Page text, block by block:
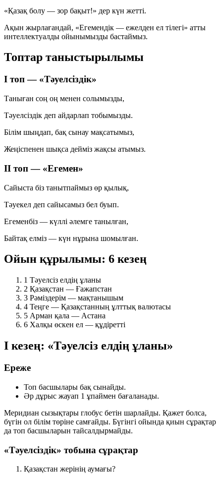
«Қазақ болу — зор бақыт!» дер күн жетті.
Ақын жырлағандай, «Егемендік — ежелден ел тілегі» атты
интеллектуалды ойынымызды бастаймыз.
Топтар таныстырылымы
І топ — «Тәуелсіздік»
Таныған соң оң менен солымызды,
Тәуелсіздік деп айдарлап тобымызды.
Білім шыңдап, бақ сынау мақсатымыз,
Жеңіспенен шықса дейміз жақсы атымыз.
ІІ топ — «Егемен»
Сайыста біз танытпаймыз өр қылық,
Тәуекел деп сайысамыз бел буып.
Егеменбіз — күллі әлемге танылған,
Байтақ елміз — күн нұрына шомылған.
Ойын құрылымы: 6 кезең
1 Тәуелсіз елдің ұланы
2 Қазақстан — Ғажапстан
3 Рәміздерім — мақтанышым
4 Теңге — Қазақстанның ұлттық валютасы
5 Арман қала — Астана
6 Халқы өскен ел — құдіретті
І кезең: «Тәуелсіз елдің ұланы»
Ереже
Топ басшылары бақ сынайды.
Әр дұрыс жауап 1 ұпаймен бағаланады.
Меридиан сызықтары глобус бетін шарлайды. Қажет болса,
бүгін ол білім төріне самғайды. Бүгінгі ойында қиын сұрақтар
да топ басшыларын тайсалдырмайды.
«Тәуелсіздік» тобына сұрақтар
Қазақстан жерінің аумағы?